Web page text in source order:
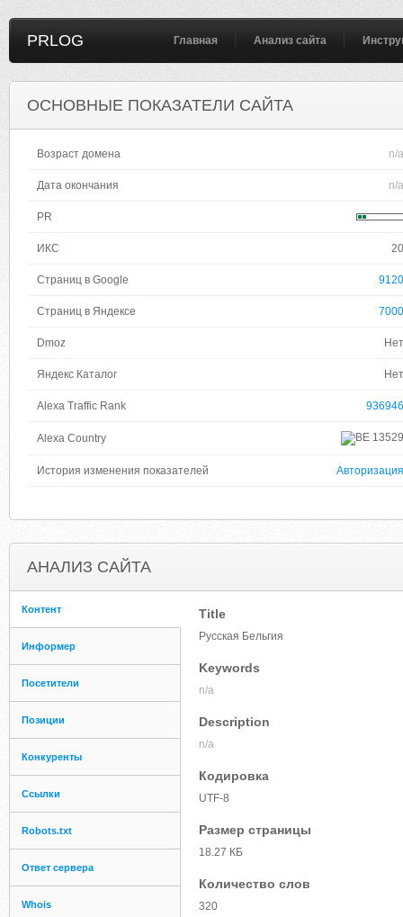
PRLOG Главная Анализ сайта
ОСНОВНЫЕ ПОКАЗАТЕЛИ САЙТА
Возраст домена n/a
Дата окончания n/a
PR
ИКС 20
Страниц в Google 9120
Страниц в Яндексе 7000
Dmoz Нет
Яндекс Каталог Нет
Alexa Traffic Rank 936946
Alexa Country 13529
История изменения показателей Авторизация
АНАЛИЗ САЙТА
Контент
Информер
Посетители
Позиции
Конкуренты
Ссылки
Robots.txt
Ответ сервера
Whois
Title
Русская Бельгия
Keywords
n/a
Description
n/a
Кодировка
UTF-8
Размер страницы
18.27 КБ
Количество слов
320